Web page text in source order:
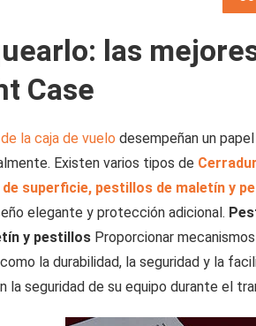
las
Case
la caja de vuelo desempeñan un
Existen varios tipos de
superficie, pestillos de maletín y
elegante y protección adicional.
y pestillos Proporcionar
la durabilidad, la seguridad y la
la seguridad de su equipo durante el